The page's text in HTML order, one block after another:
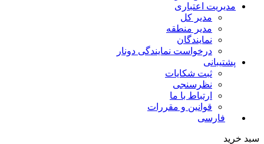
مدیریت اعتباری
مدیر کل
مدیر منطقه
نمایندگان
درخواست نمایندگی دونار
پشتیبانی
ثبت شکایات
نظرسنجی
ارتباط با ما
قوانین و مقررات
فارسی
سبد خرید